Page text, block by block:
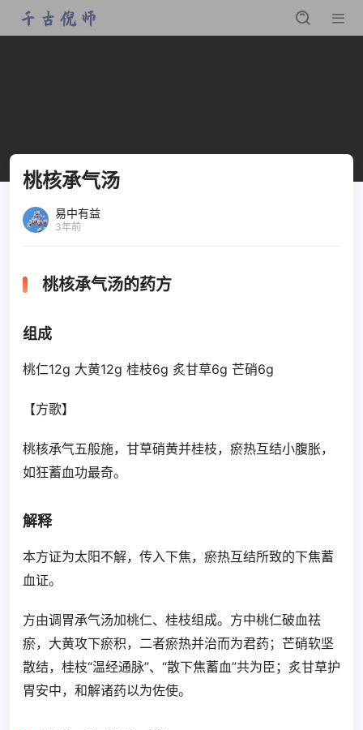
桃核承气汤
易中有益
3年前
桃核承气汤的药方
组成
桃仁12g 大黄12g 桂枝6g 炙甘草6g 芒硝6g
【方歌】
桃核承气五般施，甘草硝黄并桂枝，瘀热互结小腹胀，
如狂蓄血功最奇。
解释
本方证为太阳不解，传入下焦，瘀热互结所致的下焦蓄
血证。
方由调胃承气汤加桃仁、桂枝组成。方中桃仁破血祛
瘀，大黄攻下瘀积，二者瘀热并治而为君药；芒硝软坚
散结，桂枝“温经通脉”、“散下焦蓄血”共为臣；炙甘草护
胃安中，和解诸药以为佐使。